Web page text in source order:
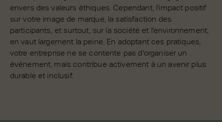
envers des valeurs éthiques. Cependant, l'impact positif
sur votre image de marque, la satisfaction des
participants, et surtout, sur la société et l'environnement,
en vaut largement la peine. En adoptant ces pratiques,
votre entreprise ne se contente pas d'organiser un
événement, mais contribue activement à un avenir plus
durable et inclusif.